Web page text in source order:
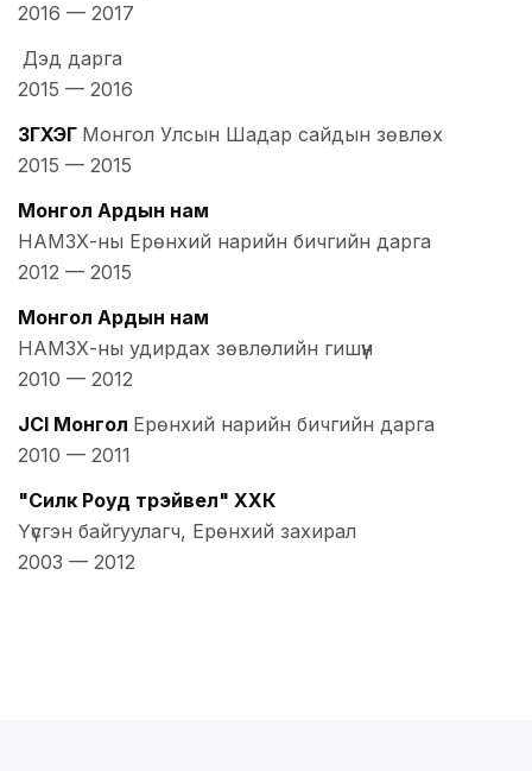
2016 — 2017
Дэд дарга
2015 — 2016
ЗГХЭГ Монгол Улсын Шадар сайдын зөвлөх
2015 — 2015
Монгол Ардын нам
НАМЗХ-ны Ерөнхий нарийн бичгийн дарга
2012 — 2015
Монгол Ардын нам
НАМЗХ-ны удирдах зөвлөлийн гишүүн
2010 — 2012
JCI Монгол Ерөнхий нарийн бичгийн дарга
2010 — 2011
"Силк Роуд трэйвел" ХХК
Үүсгэн байгуулагч, Ерөнхий захирал
2003 — 2012